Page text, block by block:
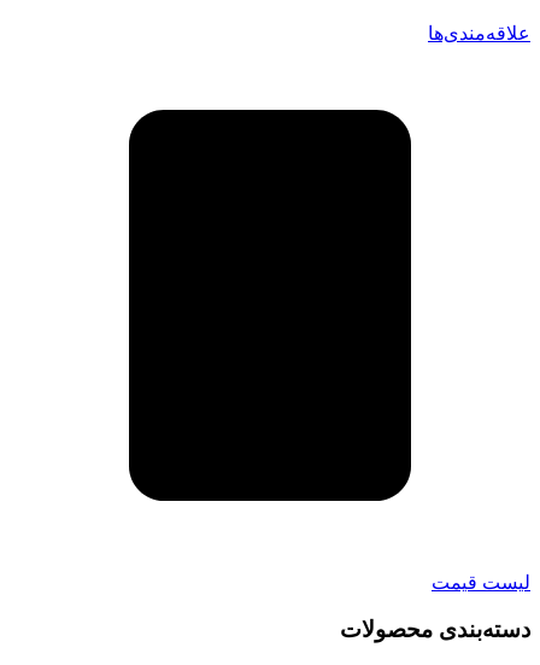
علاقه‌مندی‌ها
لیست قیمت
دسته‌بندی محصولات